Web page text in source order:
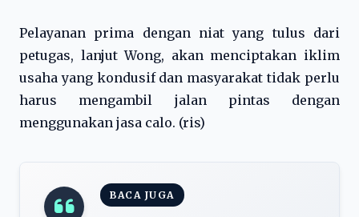
Pelayanan prima dengan niat yang tulus dari
petugas, lanjut Wong, akan menciptakan iklim
usaha yang kondusif dan masyarakat tidak perlu
harus mengambil jalan pintas dengan
menggunakan jasa calo. (ris)
BACA JUGA